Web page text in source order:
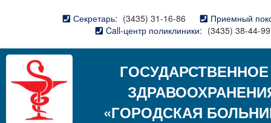
Секретарь: (3435) 31-16-86
Приемный
Call-центр поликлиники: (3435) 38-44-99
«ГОРОДСКАЯ